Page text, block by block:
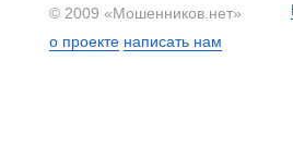
© 2009 «Мошенников.нет»
о проекте написать нам